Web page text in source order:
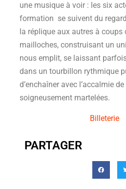
une musique à voir : les six
formation se suivent du
la réplique aux autres à coups
mailloches, construisant un
nous emplit, se laissant
dans un tourbillon rythmique
d’enchaîner avec l’accalmie
soigneusement martelées.
Billeterie
PARTAGER